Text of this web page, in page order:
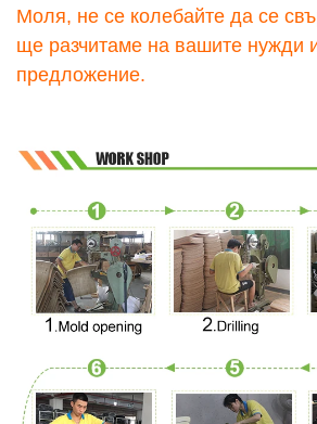
Моля, не се колебайте да се
ще разчитаме на вашите нужди
предложение.